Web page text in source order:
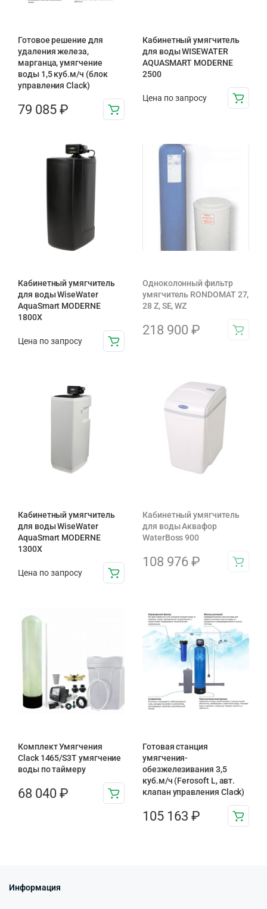
Готовое решение для
удаления железа,
марганца, умягчение
воды 1,5 куб.м/ч (блок
управления Clack)
79 085 ₽
Кабинетный умягчитель
для воды WISEWATER
AQUASMART MODERNE
2500
Цена по запросу
Кабинетный умягчитель
для воды WiseWater
AquaSmart MODERNE
1800X
Цена по запросу
Одноколонный фильтр
умягчитель RONDOMAT 27,
28 Z, SE, WZ
218 900 ₽
Кабинетный умягчитель
для воды WiseWater
AquaSmart MODERNE
1300X
Цена по запросу
Кабинетный умягчитель
для воды Аквафор
WaterBoss 900
108 976 ₽
Комплект Умягчения
Clack 1465/S3T умягчение
воды по таймеру
68 040 ₽
Готовая станция
умягчения-
обезжелезивания 3,5
куб.м/ч (Ferosoft L, авт.
клапан управления Clack)
105 163 ₽
Информация